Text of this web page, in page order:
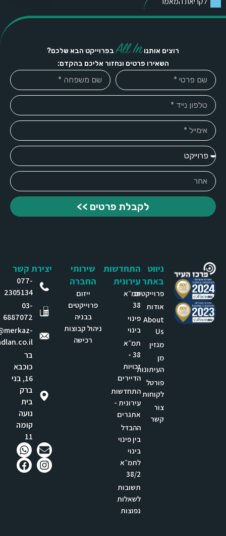
רוצים אותנוAll In בפרוייקט הבא שלכם?
השאירו פרטים ונחזור אליכם בהקדם:
לקבלת פרטים >>
ניווט
באתר
פרוייקטים
אודות
About
Us
מגזין
מן
העיתונות
פורטל
לקוחות
צור
קשר
התחדשות
עירונית
תמ״א
38
פינוי
בינוי
תמ״א
38 -
זכויות
הדיירים
התחדשות
עירונית -
אתגרים
ההבדל
בין פינוי
בינוי
לתמ״א
38/2
תשובות
לשאלות
נפוצות
שירותי
החברה
ייזום
פרוייקטים
בבניה
ניהול קבוצות
רכישה
יצירת קשר
077-
2305134
03-
6887072
בר
כוכבא
16, בני
ברק
בית
נועה
קומה
11